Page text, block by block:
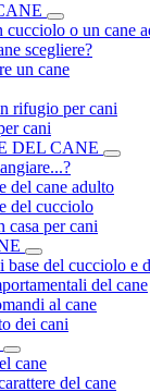
cucciolo o un cane
scegliere?
un cane
rifugio per cani
cani
DEL CANE
del cane adulto
del cucciolo
casa per cani
base del cucciolo e
del cane
al cane
dei cani
cane
del cane